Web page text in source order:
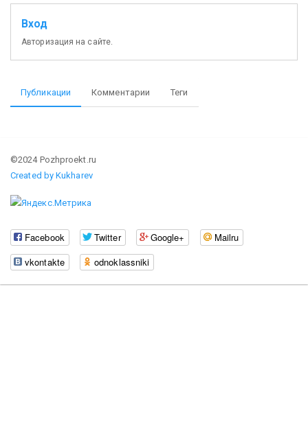
Вход
Авторизация на сайте.
Публикации Комментарии Теги
©2024 Pozhproekt.ru
Created by Kukharev
Facebook Twitter Google+
Mailru
vkontakte
odnoklassniki